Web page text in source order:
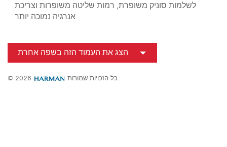
לשלמות סוניק משופרת, רמות שליטה משופרות וצריכת
אנרגיה נמוכה יותר.
הצג את העמוד הזה בשפה אחרת
© 2026 כל הזכויות שמורות.